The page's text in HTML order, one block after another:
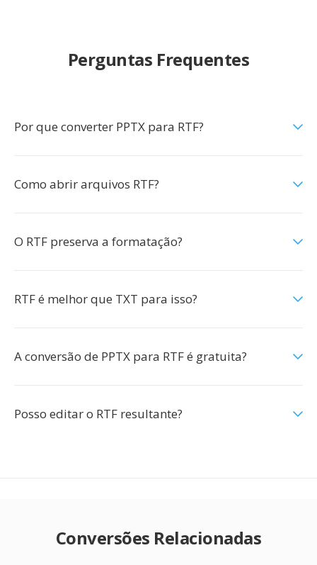
Perguntas Frequentes
Por que converter PPTX para RTF?
Como abrir arquivos RTF?
O RTF preserva a formatação?
RTF é melhor que TXT para isso?
A conversão de PPTX para RTF é gratuita?
Posso editar o RTF resultante?
Conversões Relacionadas